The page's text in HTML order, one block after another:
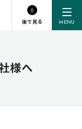
MENU
0
後で見る
様へ